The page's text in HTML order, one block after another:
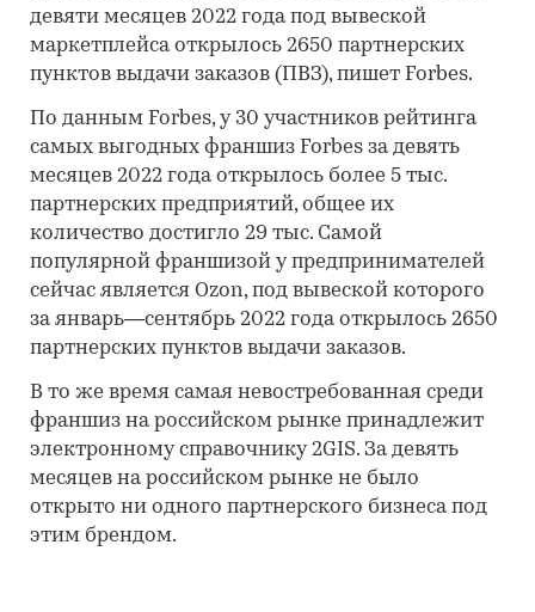
девяти месяцев 2022 года под вывеской
маркетплейса открылось 2650 партнерских
пунктов выдачи заказов (ПВЗ), пишет Forbes.
По данным Forbes, у 30 участников рейтинга
самых выгодных франшиз Forbes за девять
месяцев 2022 года открылось более 5 тыс.
партнерских предприятий, общее их
количество достигло 29 тыс. Самой
популярной франшизой у предпринимателей
сейчас является Ozon, под вывеской которого
за январь—сентябрь 2022 года открылось 2650
партнерских пунктов выдачи заказов.
В то же время самая невостребованная среди
франшиз на российском рынке принадлежит
электронному справочнику 2GIS. За девять
месяцев на российском рынке не было
открыто ни одного партнерского бизнеса под
этим брендом.